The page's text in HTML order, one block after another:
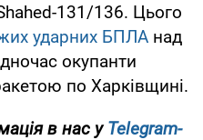
131/136. Цього
ударних БПЛА над
окупанти
по Харківщині.
в нас уTelegram-